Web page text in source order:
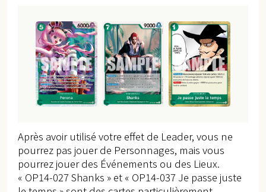
Après avoir utilisé votre effet de Leader, vous ne
pourrez pas jouer de Personnages, mais vous
pourrez jouer des Événements ou des Lieux.
« OP14-027 Shanks » et « OP14-037 Je passe juste